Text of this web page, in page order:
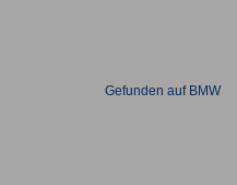
Gefunden auf BMW